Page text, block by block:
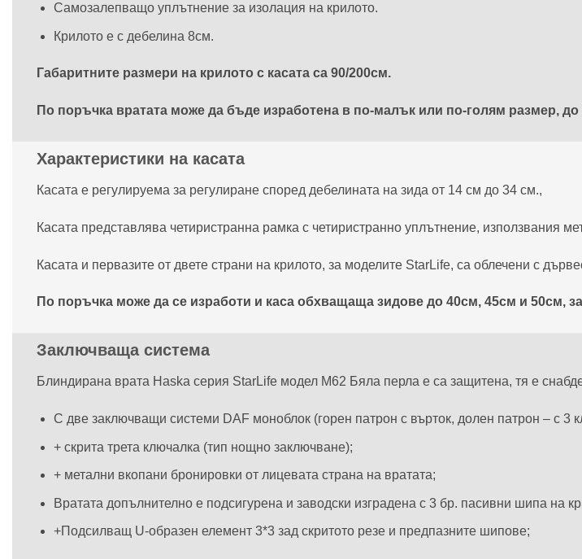
Самозалепващо уплътнение за изолация на крилото.
Крилото е с дебелина 8см.
Габаритните размери на крилото с касата са 90/200см.
По поръчка вратата може да бъде изработена в по-малък или по-голям размер,
Характеристики на касата
Касата е регулируема за регулиране според дебелината на зида от 14 см до 34 см.,
Касата представлява четиристранна рамка с четиристранно уплътнение, използвания
Касата и первазите от двете страни на крилото, за моделите StarLife, са облечени с
По поръчка може да се изработи и каса обхващаща зидове до 40см, 45см и 50см,
Заключваща система
Блиндирана врата Haska серия StarLife модел М62 Бяла перла е са защитена, тя е
С две заключващи системи DAF моноблок (горен патрон с върток, долен патрон – с 3
+ скрита трета ключалка (тип нощно заключване);
+ метални вкопани бронировки от лицевата страна на вратата;
Вратата допълнително е подсигурена и заводски изградена с 3 бр. пасивни шипа на
+Подсилващ U-образен елемент 3*3 зад скритото резе и предпазните шипове;